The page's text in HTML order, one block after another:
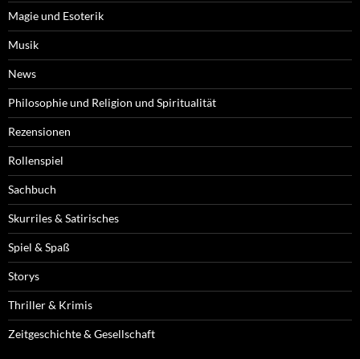
Magie und Esoterik
Musik
News
Philosophie und Religion und Spiritualität
Rezensionen
Rollenspiel
Sachbuch
Skurriles & Satirisches
Spiel & Spaß
Storys
Thriller & Krimis
Zeitgeschichte & Gesellschaft